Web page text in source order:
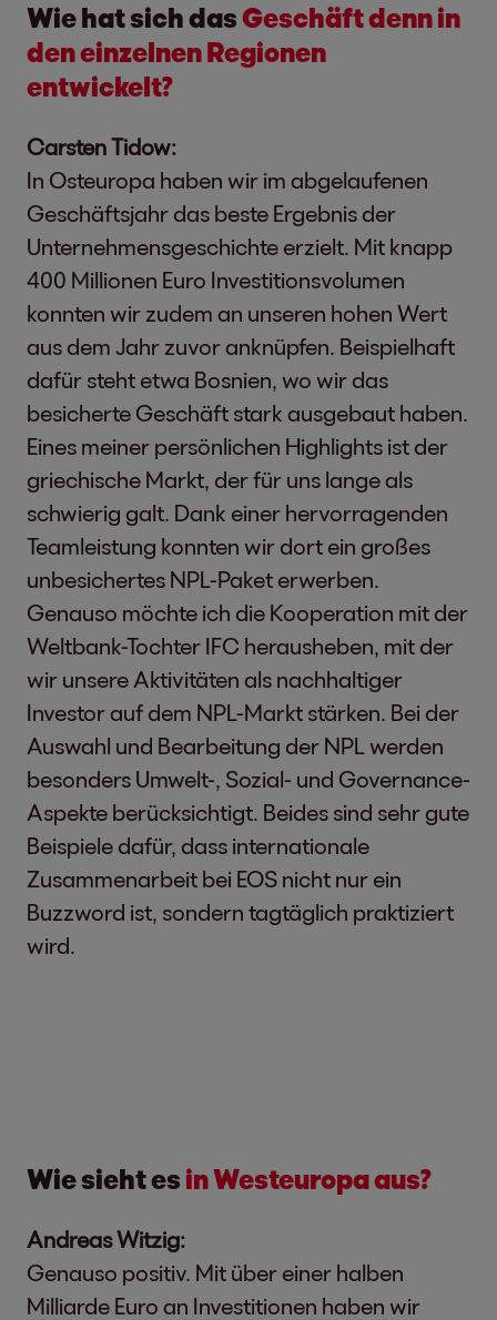
Wie hat sich dasGeschäft denn in
den einzelnen Regionen
entwickelt?
Carsten Tidow:
In Osteuropa haben wir im abgelaufenen
Geschäftsjahr das beste Ergebnis der
Unternehmensgeschichte erzielt. Mit knapp
400 Millionen Euro Investitionsvolumen
konnten wir zudem an unseren hohen Wert
aus dem Jahr zuvor anknüpfen. Beispielhaft
dafür steht etwa Bosnien, wo wir das
besicherte Geschäft stark ausgebaut haben.
Eines meiner persönlichen Highlights ist der
griechische Markt, der für uns lange als
schwierig galt. Dank einer hervorragenden
Teamleistung konnten wir dort ein großes
unbesichertes NPL-Paket erwerben.
Genauso möchte ich die Kooperation mit der
Weltbank-Tochter IFC herausheben, mit der
wir unsere Aktivitäten als nachhaltiger
Investor auf dem NPL-Markt stärken. Bei der
Auswahl und Bearbeitung der NPL werden
besonders Umwelt-, Sozial- und Governance-
Aspekte berücksichtigt. Beides sind sehr gute
Beispiele dafür, dass internationale
Zusammenarbeit bei EOS nicht nur ein
Buzzword ist, sondern tagtäglich praktiziert
wird.
Wie sieht es in Westeuropa aus?
Andreas Witzig:
Genauso positiv. Mit über einer halben
Milliarde Euro an Investitionen haben wir